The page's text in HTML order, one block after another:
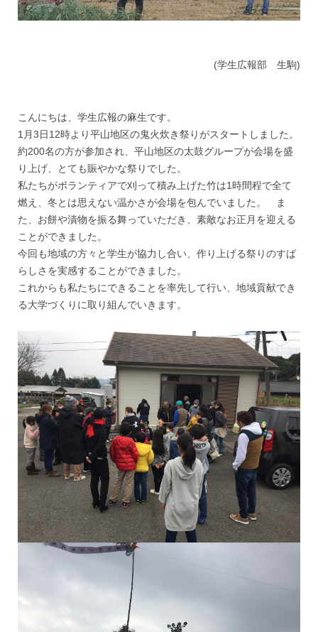
(学生広報部 生駒)
こんにちは、学生広報の麻生です。
1月3日12時より平山地区の鬼火炊き祭りがスタートしました。
約200名の方が参加され、平山地区の太鼓グループが会場を盛
り上げ、とても賑やかな祭りでした。
私たちがボランティアで刈って積み上げた竹は1時間程で全て
燃え、冬とは思えない温かさが会場を包んでいました。 ま
た、お餅や漬物を振る舞っていただき、素敵なお正月を迎える
ことができました。
今回も地域の方々と学生が協力し合い、作り上げる祭りのすば
らしさを実感することができました。
これからも私たちにできることを率先して行い、地域貢献でき
る大学づくりに取り組んでいきます。